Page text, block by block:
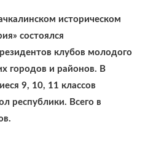
историческом
состоялся
клубов молодого
городов и районов. В
9, 10, 11 классов
республики. Всего в